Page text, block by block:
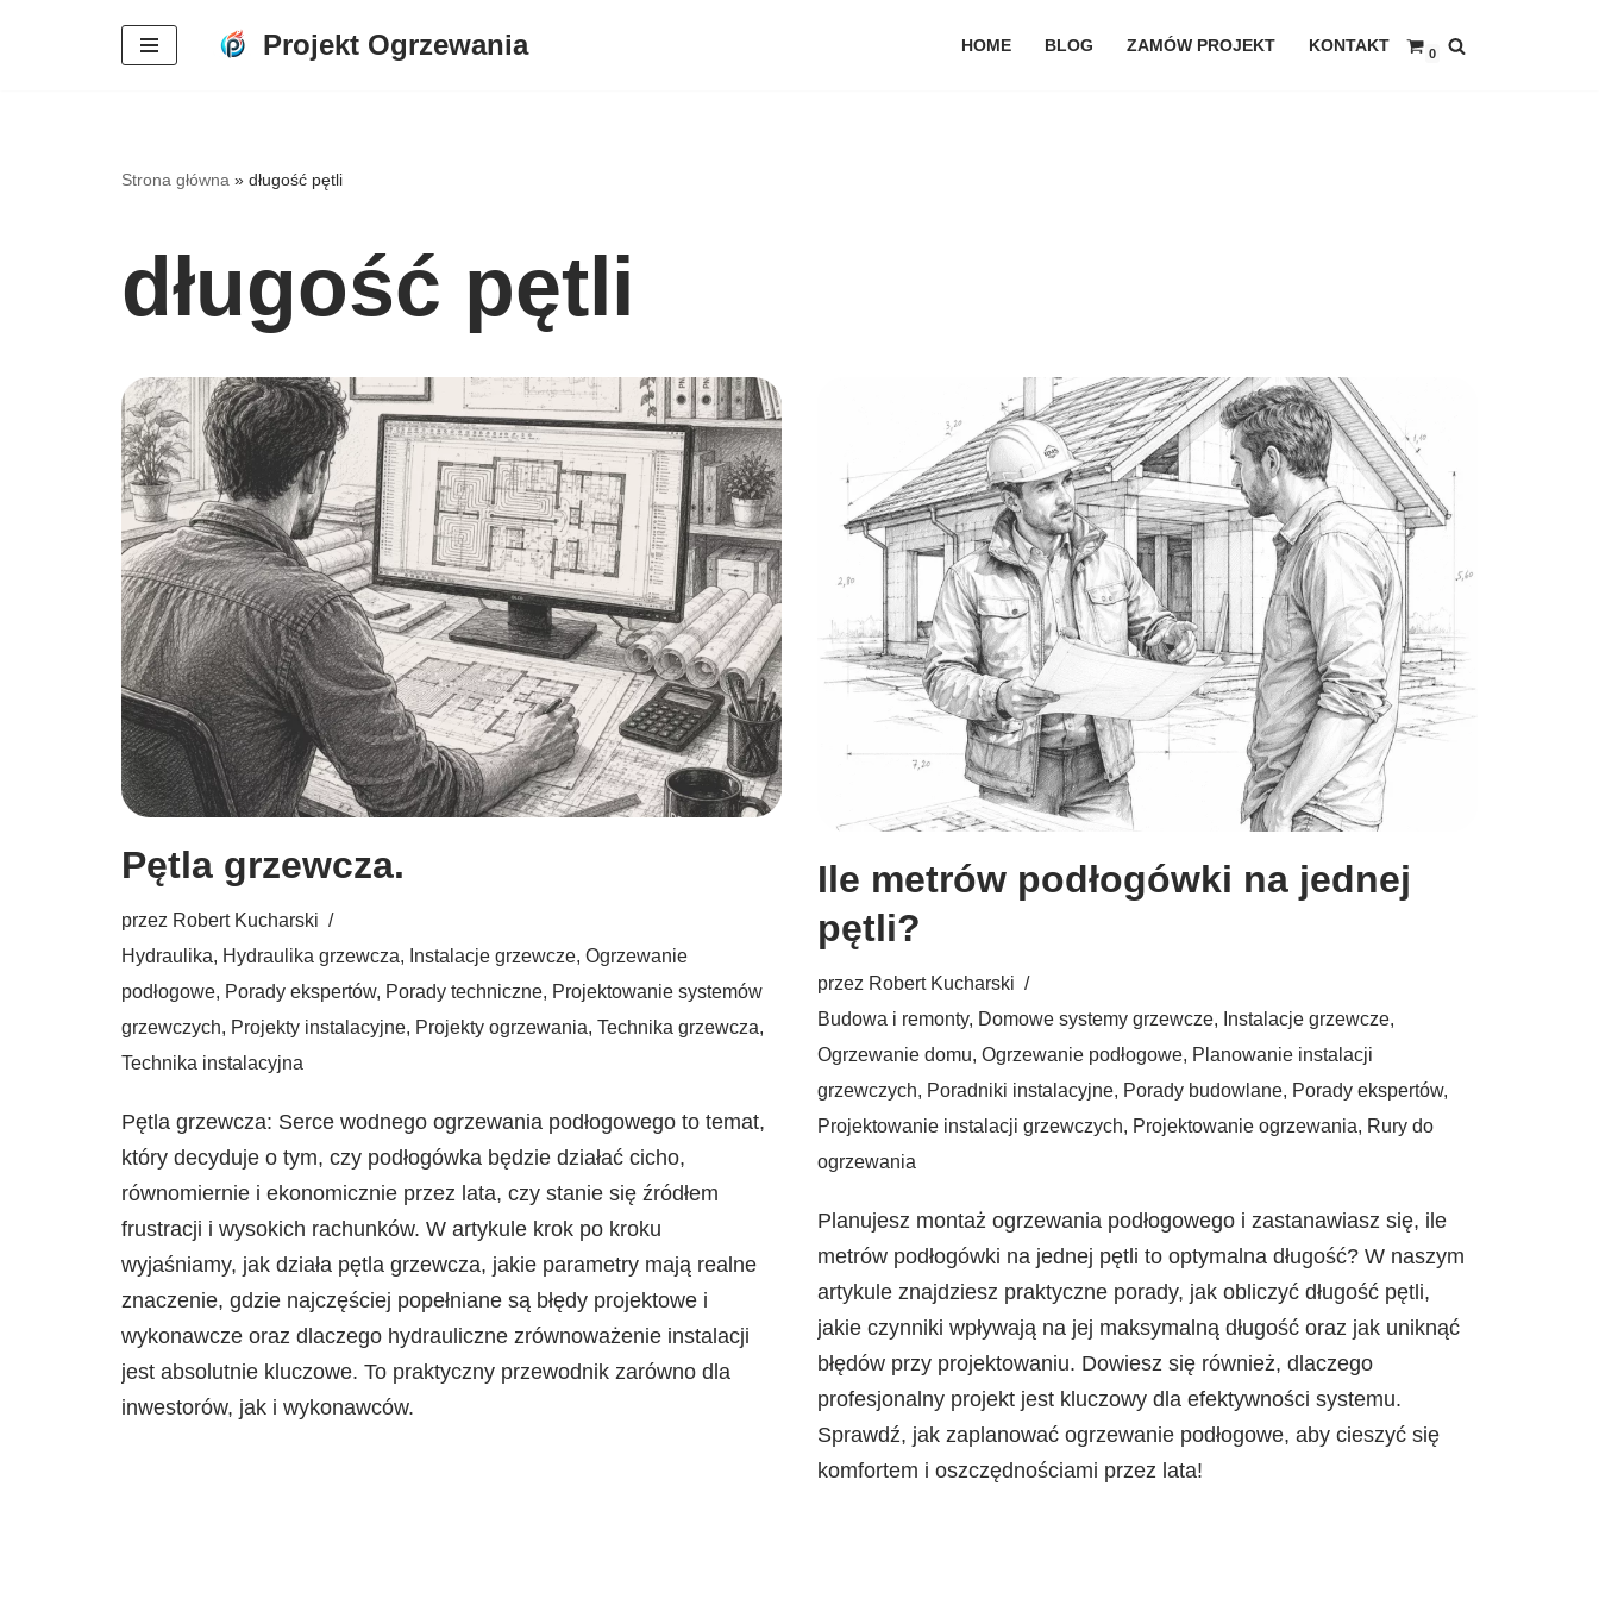
Projekt Ogrzewania HOME BLOG ZAMÓW PROJEKT KONTAKT 0
Strona główna » długość pętli
długość pętli
Pętla grzewcza.
przez Robert Kucharski
Hydraulika, Hydraulika grzewcza, Instalacje grzewcze, Ogrzewanie
podłogowe, Porady ekspertów, Porady techniczne, Projektowanie systemów
grzewczych, Projekty instalacyjne, Projekty ogrzewania, Technika grzewcza,
Technika instalacyjna
Pętla grzewcza: Serce wodnego ogrzewania podłogowego to temat,
który decyduje o tym, czy podłogówka będzie działać cicho,
równomiernie i ekonomicznie przez lata, czy stanie się źródłem
frustracji i wysokich rachunków. W artykule krok po kroku
wyjaśniamy, jak działa pętla grzewcza, jakie parametry mają realne
znaczenie, gdzie najczęściej popełniane są błędy projektowe i
wykonawcze oraz dlaczego hydrauliczne zrównoważenie instalacji
jest absolutnie kluczowe. To praktyczny przewodnik zarówno dla
inwestorów, jak i wykonawców.
Ile metrów podłogówki na jednej
pętli?
przez Robert Kucharski
Budowa i remonty, Domowe systemy grzewcze, Instalacje grzewcze,
Ogrzewanie domu, Ogrzewanie podłogowe, Planowanie instalacji
grzewczych, Poradniki instalacyjne, Porady budowlane, Porady ekspertów,
Projektowanie instalacji grzewczych, Projektowanie ogrzewania, Rury do
ogrzewania
Planujesz montaż ogrzewania podłogowego i zastanawiasz się, ile
metrów podłogówki na jednej pętli to optymalna długość? W naszym
artykule znajdziesz praktyczne porady, jak obliczyć długość pętli,
jakie czynniki wpływają na jej maksymalną długość oraz jak uniknąć
błędów przy projektowaniu. Dowiesz się również, dlaczego
profesjonalny projekt jest kluczowy dla efektywności systemu.
Sprawdź, jak zaplanować ogrzewanie podłogowe, aby cieszyć się
komfortem i oszczędnościami przez lata!